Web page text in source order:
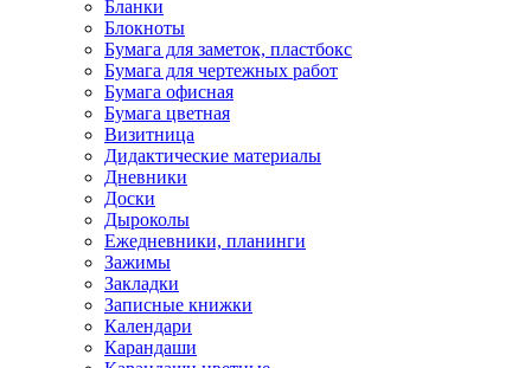
Бланки
Блокноты
Бумага для заметок, пластбокс
Бумага для чертежных работ
Бумага офисная
Бумага цветная
Визитница
Дидактические материалы
Дневники
Доски
Дыроколы
Ежедневники, планинги
Зажимы
Закладки
Записные книжки
Календари
Карандаши